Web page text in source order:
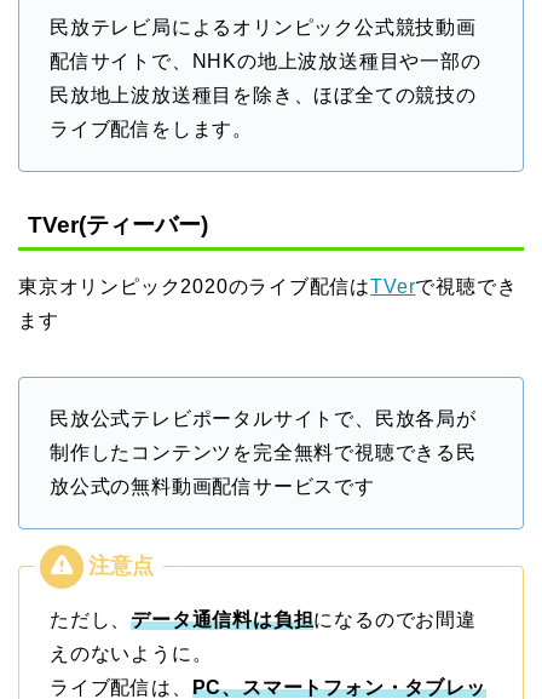
民放テレビ局によるオリンピック公式競技動画
配信サイトで、NHKの地上波放送種目や一部の
民放地上波放送種目を除き、ほぼ全ての競技の
ライブ配信をします。
TVer(ティーバー)
東京オリンピック2020のライブ配信はTVerで視聴でき
ます
民放公式テレビポータルサイトで、民放各局が
制作したコンテンツを完全無料で視聴できる民
放公式の無料動画配信サービスです
ただし、データ通信料は負担になるのでお間違
えのないように。
ライブ配信は、 PC、スマートフォン・タブレッ